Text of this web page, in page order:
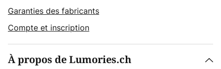
Garanties des fabricants
Compte et inscription
À propos de Lumories.ch